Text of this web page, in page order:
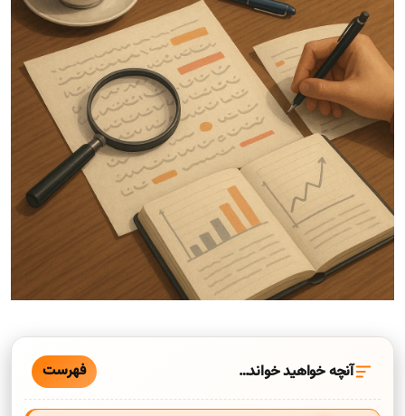
آنچه خواهید خواند… فهرست